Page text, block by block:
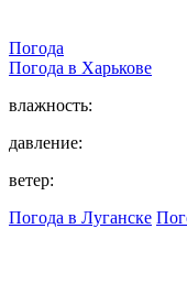
Погода
Погода в Харькове
влажность:
давление:
ветер:
Погода в Луганске